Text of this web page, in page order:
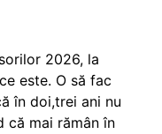
2026, la
este. O să fac
în doi,trei ani nu
că mai rămân în